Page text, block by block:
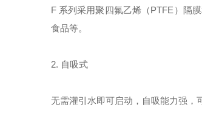
F 系列采用聚四氟乙烯（PTFE）隔
食品等。
2. 自吸式
无需灌引水即可启动，自吸能力强，